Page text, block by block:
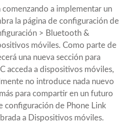
a implementar un
la página de configuración de
> Bluetooth &
móviles. Como parte de
una nueva sección para
acceda a dispositivos móviles,
no introduce nada nuevo
para compartir en un futuro
configuración de Phone Link
a Dispositivos móviles.